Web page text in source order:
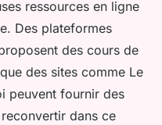
ressources en ligne
Des plateformes
des cours de
des sites comme Le
peuvent fournir des
dans ce